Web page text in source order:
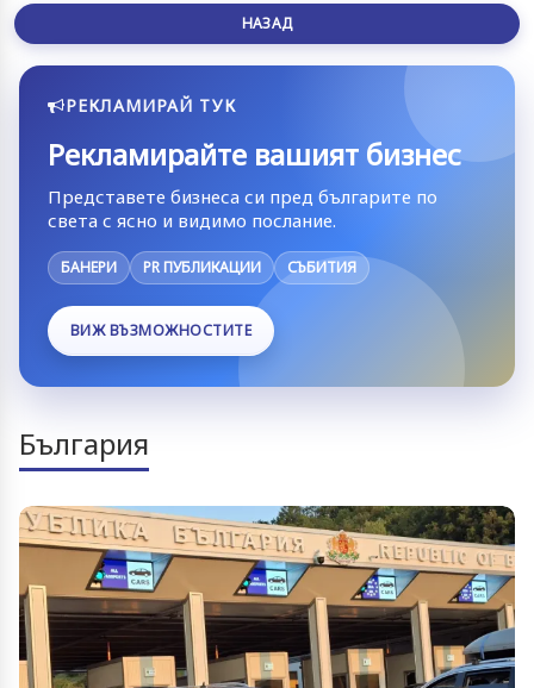
НАЗАД
РЕКЛАМИРАЙ ТУК
Рекламирайте вашият бизнес
Представете бизнеса си пред българите по
света с ясно и видимо послание.
БАНЕРИ PR ПУБЛИКАЦИИ СЪБИТИЯ
ВИЖ ВЪЗМОЖНОСТИТЕ
България